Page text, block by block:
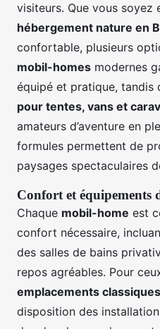
visiteurs. Que vous soyez
hébergement nature en
confortable, plusieurs
mobil-homes modernes
équipé et pratique, tandis
pour tentes, vans et
amateurs d’aventure en
formules permettent de
paysages spectaculaires
Confort et équipements
Chaque mobil-home est
confort nécessaire,
des salles de bains
repos agréables. Pour
emplacements classiques
disposition des